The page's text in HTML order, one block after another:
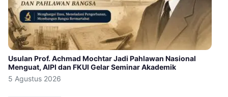
Usulan Prof. Achmad Mochtar Jadi Pahlawan Nasional
Menguat, AIPI dan FKUI Gelar Seminar Akademik
5 Agustus 2026